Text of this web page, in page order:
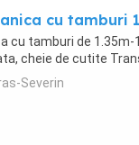
cu tamburi
cu tamburi de 1.35m-
cheie de cutite
Severin